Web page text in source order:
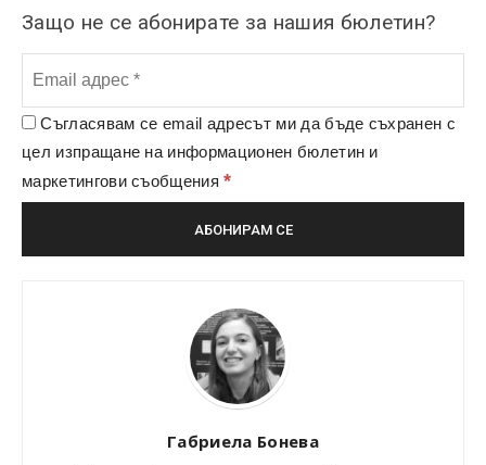
Защо не се абонирате за нашия бюлетин?
Съгласявам се email адресът ми да бъде съхранен с
цел изпращане на информационен бюлетин и
маркетингови съобщения*
Габриела Бонева